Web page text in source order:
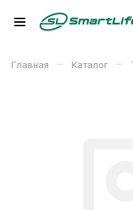
Главная – Каталог –